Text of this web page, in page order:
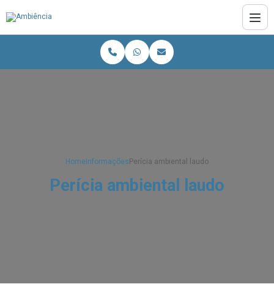
Home Informações Perícia ambiental laudo
Perícia ambiental laudo